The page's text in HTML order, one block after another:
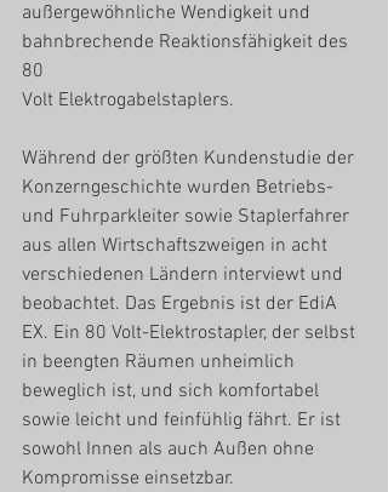
außergewöhnliche Wendigkeit und
bahnbrechende Reaktionsfähigkeit des
80
Volt Elektrogabelstaplers.
Während der größten Kundenstudie der
Konzerngeschichte wurden Betriebs-
und Fuhrparkleiter sowie Staplerfahrer
aus allen Wirtschaftszweigen in acht
verschiedenen Ländern interviewt und
beobachtet. Das Ergebnis ist der EdiA
EX. Ein 80 Volt-Elektrostapler, der selbst
in beengten Räumen unheimlich
beweglich ist, und sich komfortabel
sowie leicht und feinfühlig fährt. Er ist
sowohl Innen als auch Außen ohne
Kompromisse einsetzbar.